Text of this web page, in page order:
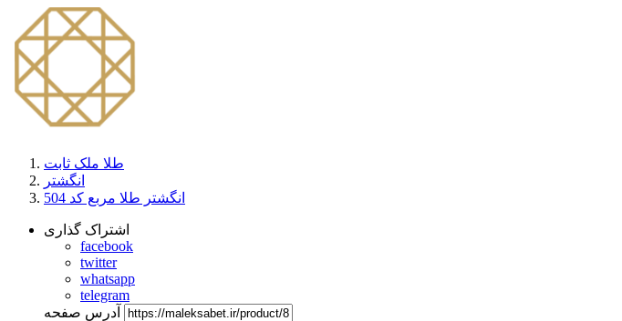
طلا ملک ثابت
انگشتر
انگشتر طلا مربع کد 504
اشتراک گذاری
facebook
twitter
whatsapp
telegram
آدرس صفحه